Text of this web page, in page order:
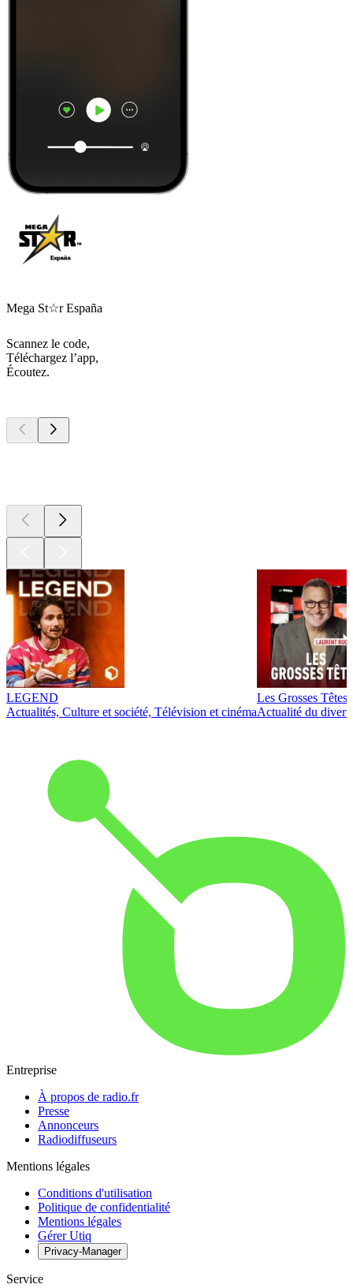
Mega St☆r España
Scannez le code,
Téléchargez l’app,
Écoutez.
LEGEND
Actualités, Culture et société, Télévision et cinéma
Les Grosses Têtes
Actualité du
Entreprise
À propos de radio.fr
Presse
Annonceurs
Radiodiffuseurs
Mentions légales
Conditions d'utilisation
Politique de confidentialité
Mentions légales
Gérer Utiq
Privacy-Manager
Service